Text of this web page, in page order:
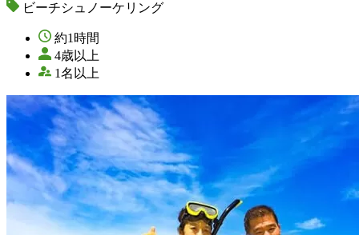
ビーチシュノーケリング
約1時間
4歳以上
1名以上